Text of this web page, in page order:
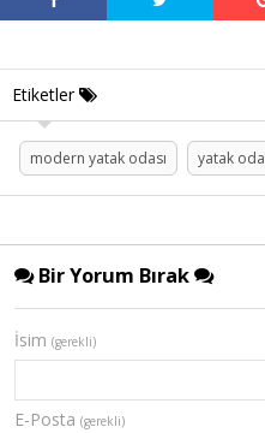
Etiketler
modern yatak odası yatak oda
Bir Yorum Bırak
İsim (gerekli)
E-Posta (gerekli)